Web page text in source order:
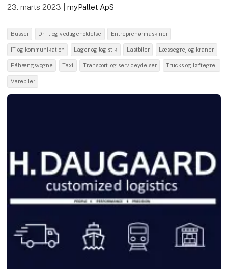
23. marts 2023 |myPallet ApS
Busser Drift og vedligeholdelse Entreprenørmaskiner
IT og kommunikation Lager og logistik Lastbiler Læssegrej og kraner
Påhængsvogne Taxi Transport- og serviceydelser Trucks og løftegrej
Varebiler